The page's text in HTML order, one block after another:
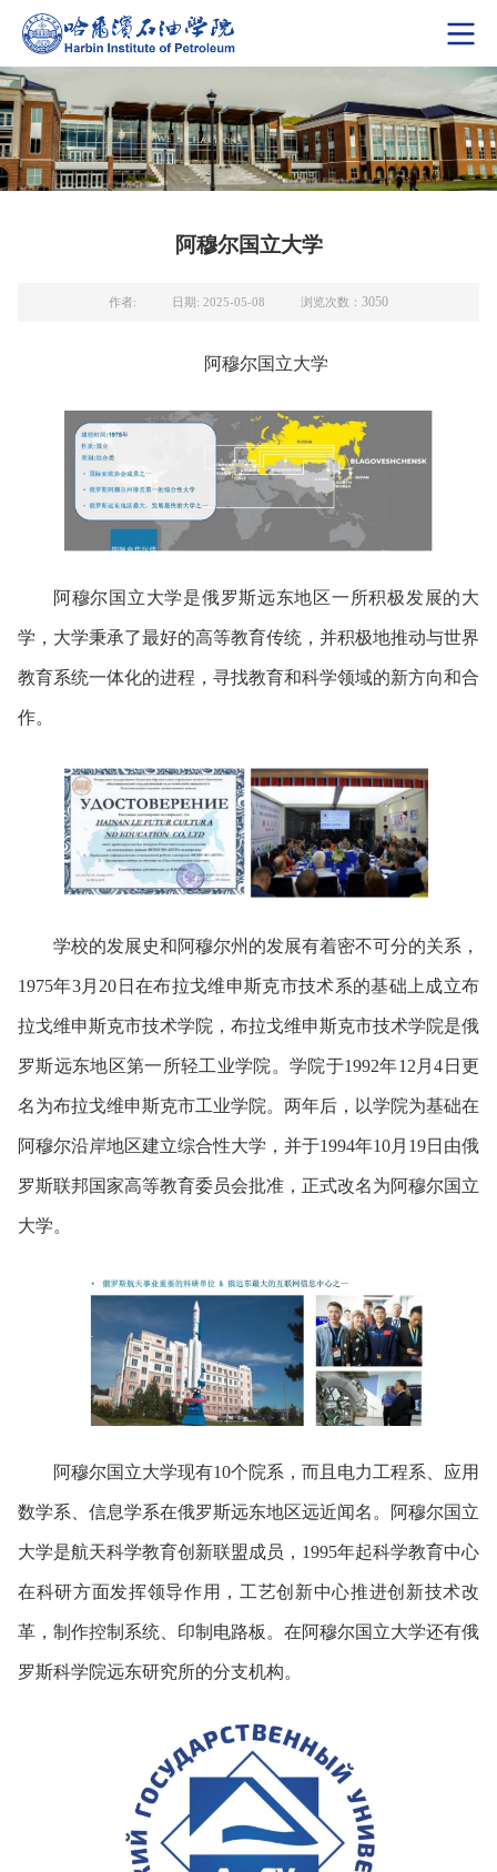
阿穆尔国立大学
作者: 日期: 2025-05-08 浏览次数： 3050
阿穆尔国立大学
阿穆尔国立大学是俄罗斯远东地区一所积极发展的大
学，大学秉承了最好的高等教育传统，并积极地推动与世界
教育系统一体化的进程，寻找教育和科学领域的新方向和合
作。
学校的发展史和阿穆尔州的发展有着密不可分的关系，
1975年3月20日在布拉戈维申斯克市技术系的基础上成立布
拉戈维申斯克市技术学院，布拉戈维申斯克市技术学院是俄
罗斯远东地区第一所轻工业学院。学院于1992年12月4日更
名为布拉戈维申斯克市工业学院。两年后，以学院为基础在
阿穆尔沿岸地区建立综合性大学，并于1994年10月19日由俄
罗斯联邦国家高等教育委员会批准，正式改名为阿穆尔国立
大学。
阿穆尔国立大学现有10个院系，而且电力工程系、应用
数学系、信息学系在俄罗斯远东地区远近闻名。阿穆尔国立
大学是航天科学教育创新联盟成员，1995年起科学教育中心
在科研方面发挥领导作用，工艺创新中心推进创新技术改
革，制作控制系统、印制电路板。在阿穆尔国立大学还有俄
罗斯科学院远东研究所的分支机构。